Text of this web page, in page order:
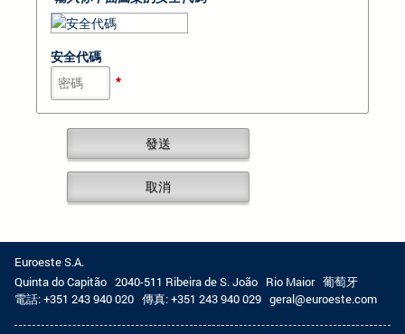
安全代碼
*
Euroeste S.A.
Quinta do Capitão 2040-511 Ribeira de S. João Rio Maior 葡萄牙
電話:+351 243 940 020 傳真:+351 243 940 029 geral@euroeste.com